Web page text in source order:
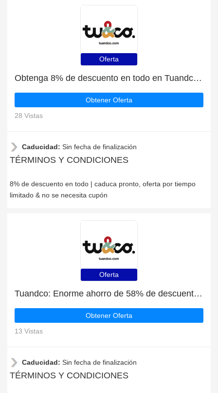
Oferta
Obtenga 8% de descuento en todo en Tuandco | caduca pronto
Obtener Oferta
28 Vistas
Caducidad: Sin fecha de finalización
TÉRMINOS Y CONDICIONES
8% de descuento en todo | caduca pronto, oferta por tiempo
limitado & no se necesita cupón
Oferta
Tuandco: Enorme ahorro de 58% de descuento en toda la web sólo durante este mes
Obtener Oferta
13 Vistas
Caducidad: Sin fecha de finalización
TÉRMINOS Y CONDICIONES